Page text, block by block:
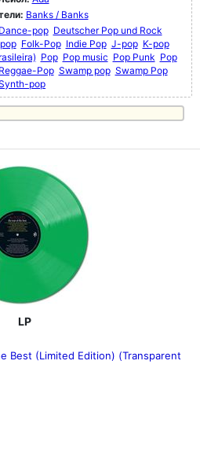
Banks / Banks
Dance-pop Deutscher Pop und Rock
Folk-Pop Indie Pop J-pop K-pop
Pop Pop music Pop Punk Pop
Reggae-Pop Swamp pop Swamp Pop
pop
LP
Best (Limited Edition) (Transparent